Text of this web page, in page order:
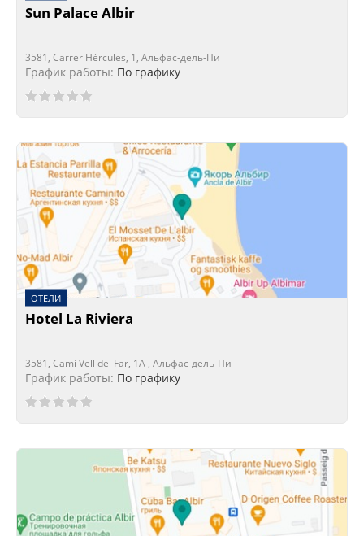
Sun Palace Albir
3581, Carrer Hércules, 1, Альфас-дель-Пи
График работы: По графику
ОТЕЛИ
Hotel La Riviera
3581, Camí Vell del Far, 1A , Альфас-дель-Пи
График работы: По графику